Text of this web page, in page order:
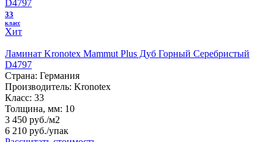
33
класс
Хит
Ламинат Kronotex Mammut Plus Дуб Горный Серебристый
D4797
Страна: Германия
Производитель: Kronotex
Класс: 33
Толщина, мм: 10
3 450 руб./м2
6 210 руб./упак